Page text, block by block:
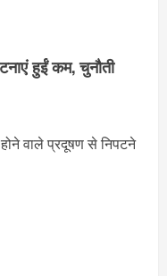
हुईं कम, चुनौती
वाले प्रदूषण से निपटने